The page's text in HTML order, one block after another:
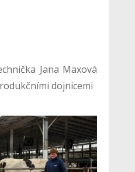
Jana Maxová
dojnicemi